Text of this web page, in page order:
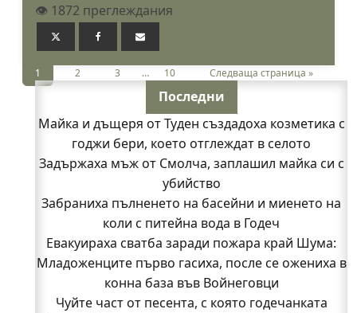
👁️ 1872 преглеждания
1 2 3 … 10 Следваща страница »
Последни
Майка и дъщеря от Туден създадоха козметика с
годжи бери, което отглеждат в селото
Задържаха мъж от Смолча, заплашил майка си с
убийство
Забраниха пълненето на басейни и миенето на
коли с питейна вода в Годеч
Евакуираха сватба заради пожара край Шума:
Младоженците първо гасиха, после се ожениха в
конна база във Войнеговци
Чуйте част от песента, с която годечанката